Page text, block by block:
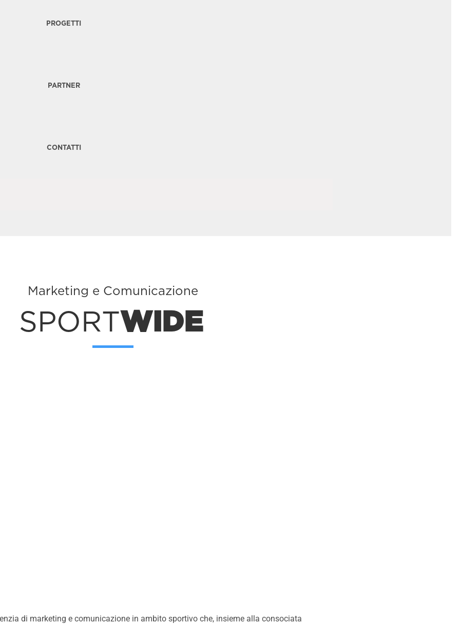
PROGETTI
PARTNER
CONTATTI
Marketing e Comunicazione
SPORTWIDE
di marketing e comunicazione in ambito sportivo che, insieme alla consociata